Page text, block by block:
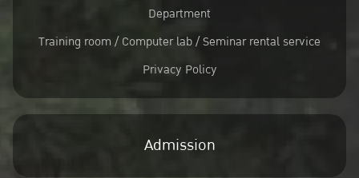
Department
Training room / Computer lab / Seminar rental service
Privacy Policy
Admission